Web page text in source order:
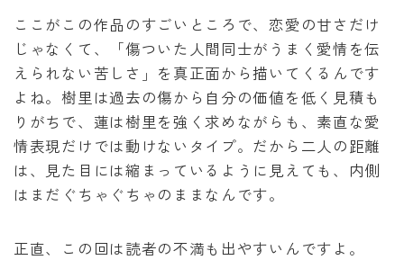
ここがこの作品のすごいところで、恋愛の甘さだけ
じゃなくて、「傷ついた人間同士がうまく愛情を伝
えられない苦しさ」を真正面から描いてくるんです
よね。樹里は過去の傷から自分の価値を低く見積も
りがちで、蓮は樹里を強く求めながらも、素直な愛
情表現だけでは動けないタイプ。だから二人の距離
は、見た目には縮まっているように見えても、内側
はまだぐちゃぐちゃのままなんです。
正直、この回は読者の不満も出やすいんですよ。